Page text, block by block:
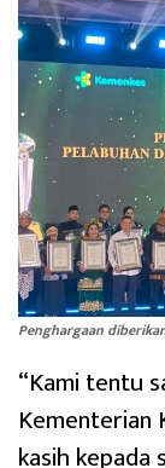
Penghargaan
“Kami tentu
Kementerian
kasih